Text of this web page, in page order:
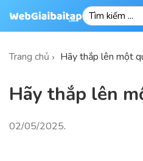
Trang chủ Hãy thắp lên một
Hãy thắp lên
02/05/2025.